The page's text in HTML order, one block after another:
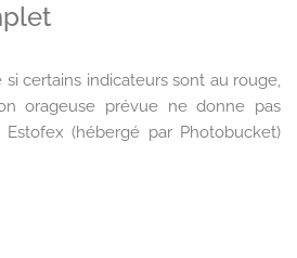
si certains indicateurs sont au rouge,
orageuse prévue ne donne pas
(hébergé par Photobucket)